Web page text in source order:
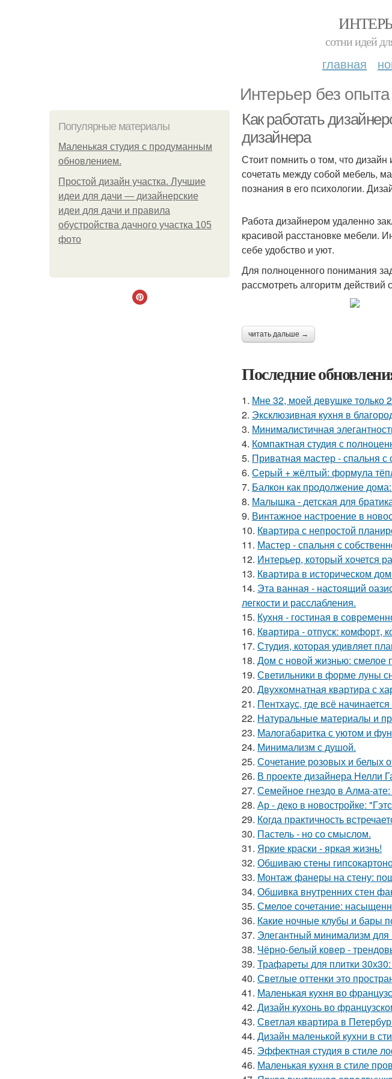
сотни идей
главная
Интерьер без опыта
Популярные материалы
Маленькая студия с продуманным
обновлением.
Простой дизайн участка. Лучшие
идеи для дачи — дизайнерские
идеи для дачи и правила
обустройства дачного участка 105
фото
Как работать
дизайнера
Стоит помнить о том, что дизайн
сочетать между собой мебель,
познания в его психологии.
Работа дизайнером удаленно
красивой расстановке мебели.
себе удобство и уют.
Для полноценного понимания
рассмотреть алгоритм действий
читать дальше →
Последние
1. Мне 32, моей девушке только
2. Эксклюзивная кухня в
3. Минималистичная
4. Компактная студия с
5. Приватная мастер - спальня
6. Серый + жёлтый: формула
7. Балкон как продолжение
8. Малышка - детская для
9. Винтажное настроение в
10. Квартира с непростой
11. Мастер - спальня с
12. Интерьер, который хочется
13. Квартира в историческом
14. Эта ванная - настоящий
легкости и расслабления.
15. Кухня - гостиная в
16. Квартира - отпуск: комфорт,
17. Студия, которая удивляет
18. Дом с новой жизнью: смелое
19. Светильники в форме луны
20. Двухкомнатная квартира с
21. Пентхаус, где всё
22. Натуральные материалы и
23. Малогабаритка с уютом и
24. Минимализм с душой.
25. Сочетание розовых и белых
26. В проекте дизайнера Нелли
27. Семейное гнездо в Алма-
28. Ар - деко в новостройке:
29. Когда практичность
30. Пастель - но со смыслом.
31. Яркие краски - яркая жизнь!
32. Обшиваю стены
33. Монтаж фанеры на стену:
34. Обшивка внутренних стен
35. Смелое сочетание:
36. Какие ночные клубы и бары
37. Элегантный минимализм для
38. Чёрно-белый ковер -
39. Трафареты для плитки
40. Светлые оттенки это
41. Маленькая кухня во
42. Дизайн кухонь во
43. Светлая квартира в
44. Дизайн маленькой кухни в
45. Эффектная студия в стиле
46. Маленькая кухня в стиле